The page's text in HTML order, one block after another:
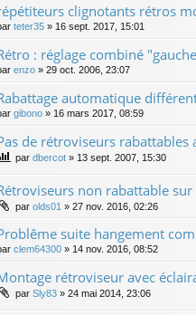
clignotants rétros
teter35 » 16 sept. 2017, 15:01
: réglage combiné
enzo » 29 oct. 2006, 23:07
automatique
gibono » 16 mars 2017, 08:59
de rétroviseurs
par dbercot » 13 sept. 2007, 15:30
non rabattable
par olds01 » 27 nov. 2016, 02:26
suite hangement
clem64300 » 14 nov. 2016, 08:52
rétroviseur avec
par Sly83 » 24 mai 2014, 23:06